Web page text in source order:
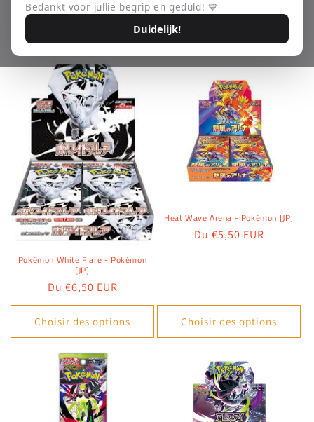
habituel
Pokémon White Flare - Pokémon
[JP]
Prix
habituel
Du €6,50 EUR
Choisir des options
Heat Wave Arena - Pokémon [JP]
Prix
Du €5,50 EUR
Choisir des options
Bedankt voor jullie begrip en geduld! 💙
Duidelijk!